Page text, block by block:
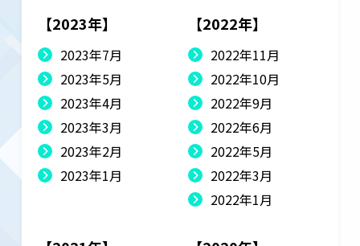
【2023年】
2023年7月
2023年5月
2023年4月
2023年3月
2023年2月
2023年1月
【2022年】
2022年11月
2022年10月
2022年9月
2022年6月
2022年5月
2022年3月
2022年1月